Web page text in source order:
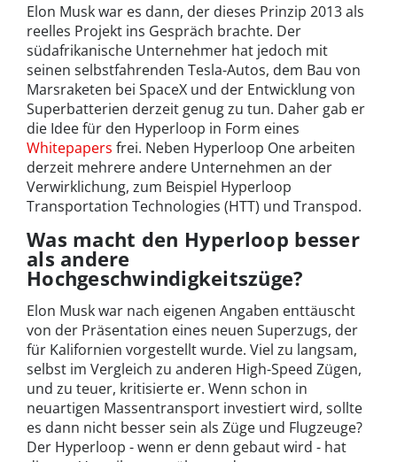
Elon Musk war es dann, der dieses Prinzip 2013 als
reelles Projekt ins Gespräch brachte. Der
südafrikanische Unternehmer hat jedoch mit
seinen selbstfahrenden Tesla-Autos, dem Bau von
Marsraketen bei SpaceX und der Entwicklung von
Superbatterien derzeit genug zu tun. Daher gab er
die Idee für den Hyperloop in Form eines
Whitepapers frei. Neben Hyperloop One arbeiten
derzeit mehrere andere Unternehmen an der
Verwirklichung, zum Beispiel Hyperloop
Transportation Technologies (HTT) und Transpod.
Was macht den Hyperloop besser
als andere
Hochgeschwindigkeitszüge?
Elon Musk war nach eigenen Angaben enttäuscht
von der Präsentation eines neuen Superzugs, der
für Kalifornien vorgestellt wurde. Viel zu langsam,
selbst im Vergleich zu anderen High-Speed Zügen,
und zu teuer, kritisierte er. Wenn schon in
neuartigen Massentransport investiert wird, sollte
es dann nicht besser sein als Züge und Flugzeuge?
Der Hyperloop - wenn er denn gebaut wird - hat